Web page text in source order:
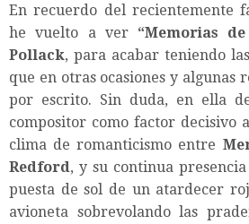
En recuerdo del recientemente
he vuelto a ver “Memorias
Pollack, para acabar teniendo
que en otras ocasiones y algunas
por escrito. Sin duda, en ella
compositor como factor decisivo
clima de romanticismo entre
Redford, y su continua
puesta de sol de un atardecer
avioneta sobrevolando las